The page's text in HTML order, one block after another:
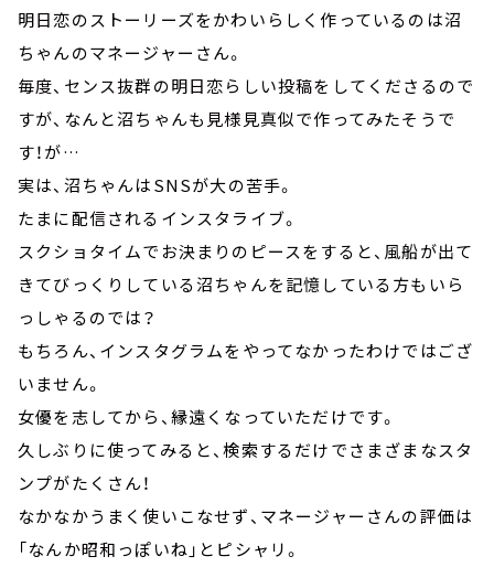
明日恋のストーリーズをかわいらしく作っているのは沼
ちゃんのマネージャーさん。
毎度、センス抜群の明日恋らしい投稿をしてくださるので
すが、なんと沼ちゃんも見様見真似で作ってみたそうで
す！が…
実は、沼ちゃんはSNSが大の苦手。
たまに配信されるインスタライブ。
スクショタイムでお決まりのピースをすると、風船が出て
きてびっくりしている沼ちゃんを記憶している方もいら
っしゃるのでは？
もちろん、インスタグラムをやってなかったわけではござ
いません。
女優を志してから、縁遠くなっていただけです。
久しぶりに使ってみると、検索するだけでさまざまなスタ
ンプがたくさん！
なかなかうまく使いこなせず、マネージャーさんの評価は
「なんか昭和っぽいね」とピシャリ。